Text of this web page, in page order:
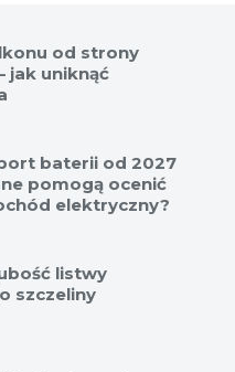
od strony
jak uniknąć
baterii od 2027
pomogą ocenić
elektryczny?
listwy
szczeliny